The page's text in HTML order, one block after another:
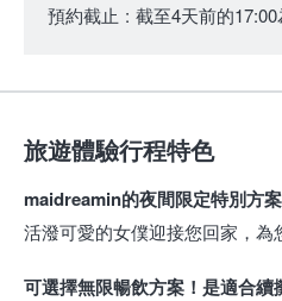
預約截止 : 截至4天前的17:00
旅遊體驗行程特色
maidreamin的夜間限定特別方案
活潑可愛的女僕迎接您回家，為
可選擇無限暢飲方案！是適合續